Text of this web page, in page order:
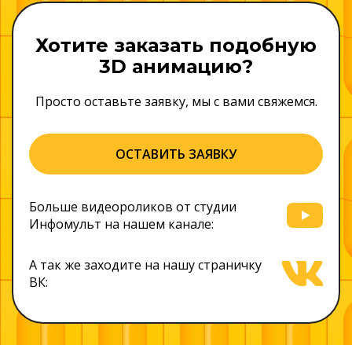
Хотите заказать подобную
3D анимацию?
Просто оставьте заявку, мы с вами свяжемся.
ОСТАВИТЬ ЗАЯВКУ
Больше видеороликов от студии
Инфомульт на нашем канале:
А так же заходите на нашу страничку
ВК: